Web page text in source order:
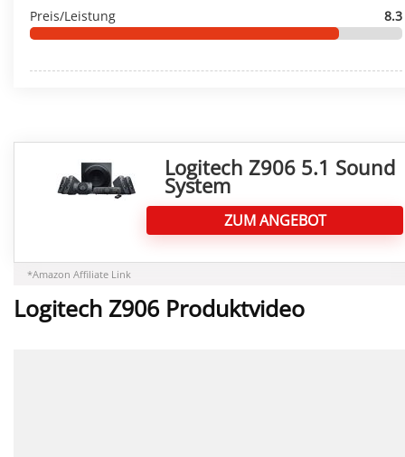
Preis/Leistung 8.3
Logitech Z906 5.1 Sound
System
ZUM ANGEBOT
*Amazon Affiliate Link
Logitech Z906 Produktvideo